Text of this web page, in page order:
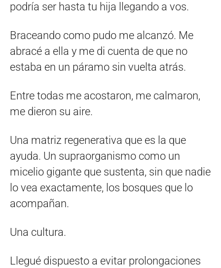
podría ser hasta tu hija llegando a vos.
Braceando como pudo me alcanzó. Me
abracé a ella y me di cuenta de que no
estaba en un páramo sin vuelta atrás.
Entre todas me acostaron, me calmaron,
me dieron su aire.
Una matriz regenerativa que es la que
ayuda. Un supraorganismo como un
micelio gigante que sustenta, sin que nadie
lo vea exactamente, los bosques que lo
acompañan.
Una cultura.
Llegué dispuesto a evitar prolongaciones